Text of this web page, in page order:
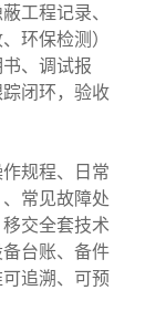
工程记录、
环保检测）
、调试报
闭环，验收
规程、日常
常见故障处
交全套技术
台账、备件
追溯、可预